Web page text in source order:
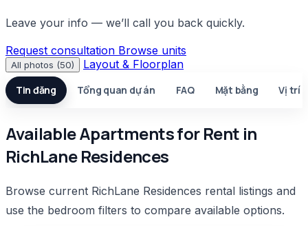
Leave your info — we’ll call you back quickly.
Request consultation Browse units
All photos (50) Layout & Floorplan
Tin đăng Tổng quan dự án FAQ Mặt bằng Vị trí
Available Apartments for Rent in
RichLane Residences
Browse current RichLane Residences rental listings and
use the bedroom filters to compare available options.